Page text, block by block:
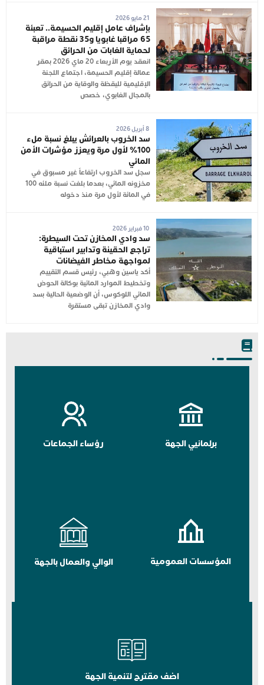
21 مايو 2026
بإشراف عامل إقليم الحسيمة.. تعبئة
65 مراقبا غابويا و35 نقطة مراقبة
لحماية الغابات من الحرائق
انعقد يوم الأربعاء 20 ماي 2026 بمقر
عمالة إقليم الحسيمة، اجتماع اللجنة
الإقليمية لليقظة والوقاية من الحرائق
بالمجال الغابوي، خصص
8 أبريل 2026
سد الخروب بالعرائش يبلغ نسبة ملء
100% لأول مرة ويعزز مؤشرات الأمن
المائي
سجل سد الخروب ارتفاعاً غير مسبوق في
مخزونه المائي، بعدما بلغت نسبة ملئه 100
في المائة لأول مرة منذ دخوله
10 فبراير 2026
سد وادي المخازن تحت السيطرة:
تراجع الحقينة وتدابير استباقية
لمواجهة مخاطر الفيضانات
أكد ياسين وهبي، رئيس قسم التقييم
وتخطيط الموارد المائية بوكالة الحوض
المائي اللوكوس، أن الوضعية الحالية بسد
وادي المخازن تبقى مستقرة
برلمانيي الجهة رؤساء الجماعات
المؤسسات العمومية الوالي والعمال بالجهة
اضف مقترح لتنمية الجهة